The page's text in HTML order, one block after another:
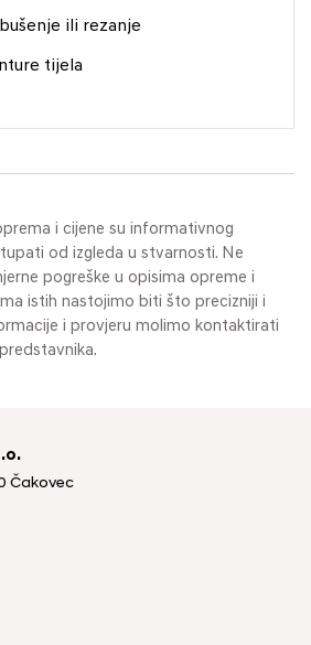
ili rezanje
tijela
i cijene su informativnog
od izgleda u stvarnosti. Ne
pogreške u opisima opreme i
istih nastojimo biti što precizniji i
i provjeru molimo kontaktirati
Čakovec